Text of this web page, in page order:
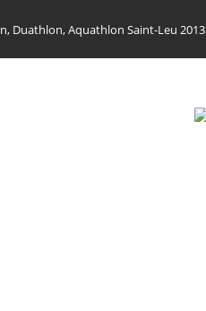
Duathlon, Aquathlon Saint-Leu 2013